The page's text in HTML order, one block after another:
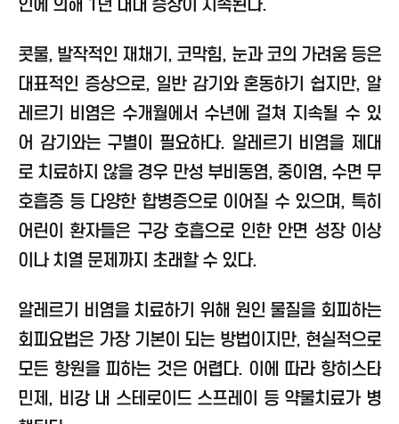
콧물, 발작적인 재채기, 코막힘, 눈과 코의 가려움 등은
대표적인 증상으로, 일반 감기와 혼동하기 쉽지만, 알
레르기 비염은 수개월에서 수년에 걸쳐 지속될 수 있
어 감기와는 구별이 필요하다. 알레르기 비염을 제대
로 치료하지 않을 경우 만성 부비동염, 중이염, 수면 무
호흡증 등 다양한 합병증으로 이어질 수 있으며, 특히
어린이 환자들은 구강 호흡으로 인한 안면 성장 이상
이나 치열 문제까지 초래할 수 있다.
알레르기 비염을 치료하기 위해 원인 물질을 회피하는
회피요법은 가장 기본이 되는 방법이지만, 현실적으로
모든 항원을 피하는 것은 어렵다. 이에 따라 항히스타
민제, 비강 내 스테로이드 스프레이 등 약물치료가 병